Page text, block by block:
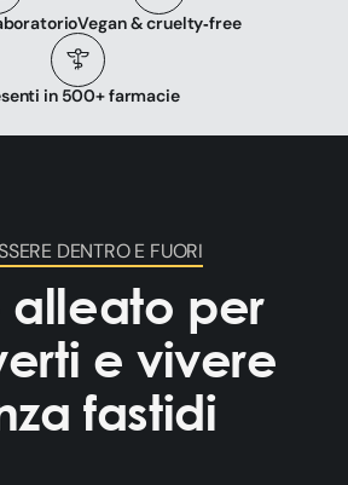
Vegan & cruelty‑free
in 500+ farmacie
DENTRO E FUORI
alleato per
e vivere
fastidi